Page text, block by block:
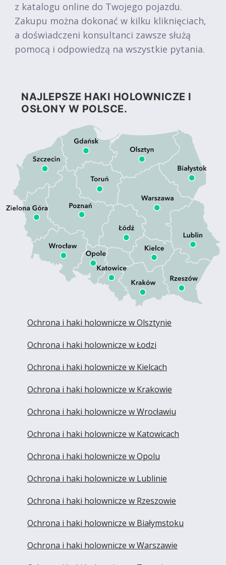
z katalogu online do Twojego pojazdu.
Zakupu można dokonać w kilku kliknięciach,
a doświadczeni konsultanci zawsze służą
pomocą i odpowiedzą na wszystkie pytania.
NAJLEPSZE HAKI HOLOWNICZE I
OSŁONY W POLSCE.
Ochrona i haki holownicze w Olsztynie
Ochrona i haki holownicze w Łodzi
Ochrona i haki holownicze w Kielcach
Ochrona i haki holownicze w Krakowie
Ochrona i haki holownicze w Wrocławiu
Ochrona i haki holownicze w Katowicach
Ochrona i haki holownicze w Opolu
Ochrona i haki holownicze w Lublinie
Ochrona i haki holownicze w Rzeszowie
Ochrona i haki holownicze w Białymstoku
Ochrona i haki holownicze w Warszawie